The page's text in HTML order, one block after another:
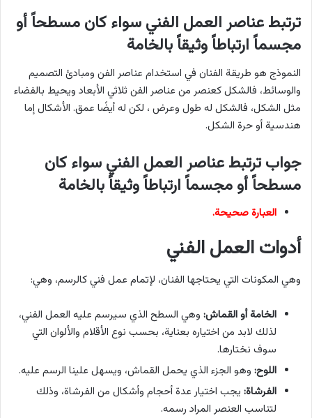
ترتبط عناصر العمل الفني سواء كان مسطحاً أو
مجسماً ارتباطاً وثيقاً بالخامة
النموذج هو طريقة الفنان في استخدام عناصر الفن ومبادئ التصميم
والوسائط، فالشكل كعنصر من عناصر الفن ثلاثي الأبعاد ويحيط بالفضاء
مثل الشكل، فالشكل له طول وعرض ، لكن له أيضًا عمق. الأشكال إما
هندسية أو حرة الشكل.
جواب ترتبط عناصر العمل الفني سواء كان
مسطحاً أو مجسماً ارتباطاً وثيقاً بالخامة
العبارة صحيحة.
أدوات العمل الفني
وهي المكونات التي يحتاجها الفنان، لإتمام عمل فني كالرسم، وهي:
الخامة أو القماش: وهي السطح الذي سيرسم عليه العمل الفني،
لذلك لابد من اختياره بعناية، بحسب نوع الأقلام والألوان التي
سوف نختارها.
اللوح: وهو الجزء الذي يحمل القماش، ويسهل علينا الرسم عليه.
الفرشاة: يجب اختيار عدة أحجام وأشكال من الفرشاة، وذلك
لتناسب العنصر المراد رسمه.